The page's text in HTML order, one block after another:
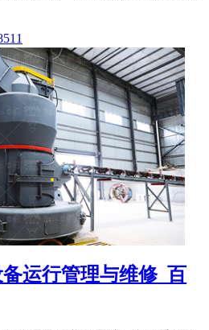
运行管理与维修_百